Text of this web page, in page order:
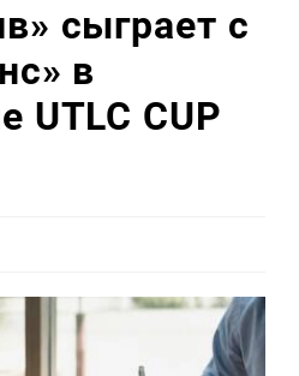
сыграет с
в
UTLC CUP